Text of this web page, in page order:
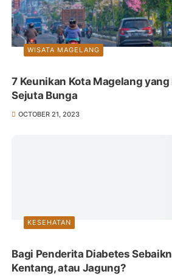
WISATA MAGELANG
7 Keunikan Kota Magelang
Sejuta Bunga
OCTOBER 21, 2023
KESEHATAN
Bagi Penderita Diabetes
Kentang, atau Jagung?